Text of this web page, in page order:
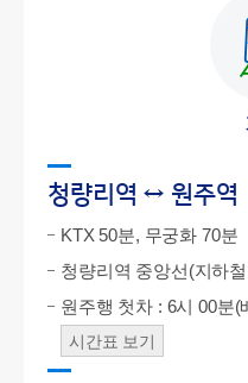
청량리역 ↔ 원주역
KTX 50분, 무궁화 70분
청량리역 중앙선(지하
원주행 첫차 : 6시 00분(
시간표 보기